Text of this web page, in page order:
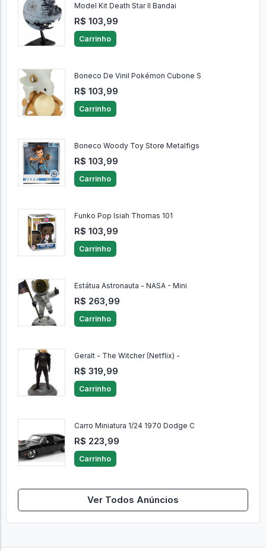
Model Kit Death Star II Bandai
R$ 103,99
Carrinho
Boneco De Vinil Pokémon Cubone S
R$ 103,99
Carrinho
Boneco Woody Toy Store Metalfigs
R$ 103,99
Carrinho
Funko Pop Isiah Thomas 101
R$ 103,99
Carrinho
Estátua Astronauta - NASA - Mini
R$ 263,99
Carrinho
Geralt - The Witcher (Netflix) -
R$ 319,99
Carrinho
Carro Miniatura 1/24 1970 Dodge C
R$ 223,99
Carrinho
Ver Todos Anúncios